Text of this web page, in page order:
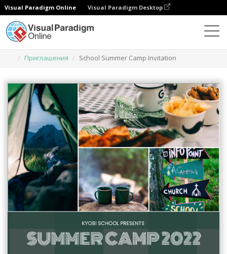
Visual Paradigm Online Visual Paradigm Desktop
Приглашения
School Summer Camp Invitation